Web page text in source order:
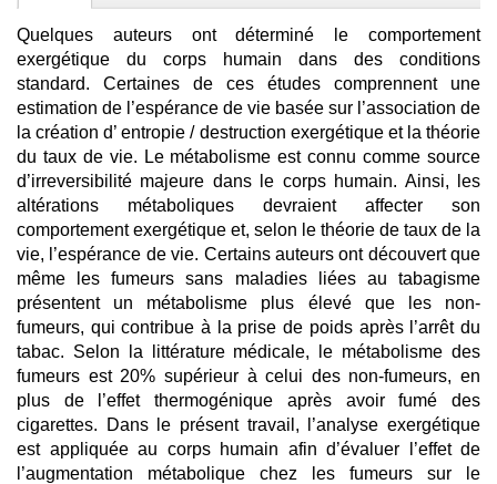
Quelques auteurs ont déterminé le comportement
exergétique du corps humain dans des conditions
standard. Certaines de ces études comprennent une
estimation de l’espérance de vie basée sur l’association de
la création d’ entropie / destruction exergétique et la théorie
du taux de vie. Le métabolisme est connu comme source
d’irreversibilité majeure dans le corps humain. Ainsi, les
altérations métaboliques devraient affecter son
comportement exergétique et, selon le théorie de taux de la
vie, l’espérance de vie. Certains auteurs ont découvert que
même les fumeurs sans maladies liées au tabagisme
présentent un métabolisme plus élevé que les non-
fumeurs, qui contribue à la prise de poids après l’arrêt du
tabac. Selon la littérature médicale, le métabolisme des
fumeurs est 20% supérieur à celui des non-fumeurs, en
plus de l’effet thermogénique après avoir fumé des
cigarettes. Dans le présent travail, l’analyse exergétique
est appliquée au corps humain afin d’évaluer l’effet de
l’augmentation métabolique chez les fumeurs sur le